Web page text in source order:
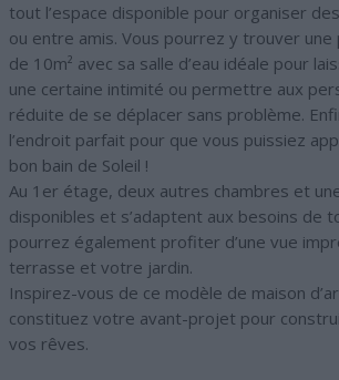
tout l’espace disponible pour organiser
ou entre amis. Vous pourrez y trouver
de 10m² avec sa salle d’eau idéale pour
une certaine intimité ou permettre aux
réduite de se déplacer sans problème.
l’endroit parfait pour que vous puissiez
bon bain de Soleil !
Au 1er étage, deux autres chambres et
disponibles et s’adaptent aux besoins de
pourrez également profiter d’une vue
terrasse et votre jardin.
Inspirez-vous de ce modèle de maison
constituez votre avant-projet pour
vos rêves.